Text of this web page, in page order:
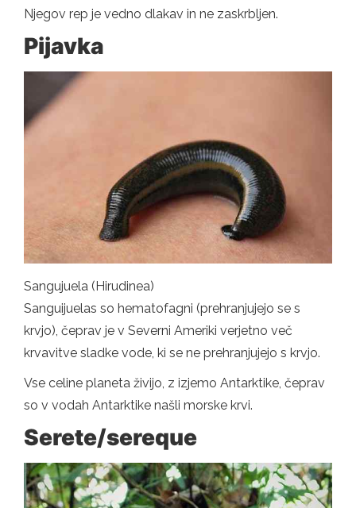
Njegov rep je vedno dlakav in ne zaskrbljen.
Pijavka
Sangujuela (Hirudinea)
Sanguijuelas so hematofagni (prehranjujejo se s
krvjo), čeprav je v Severni Ameriki verjetno več
krvavitve sladke vode, ki se ne prehranjujejo s krvjo.
Vse celine planeta živijo, z izjemo Antarktike, čeprav
so v vodah Antarktike našli morske krvi.
Serete/sereque